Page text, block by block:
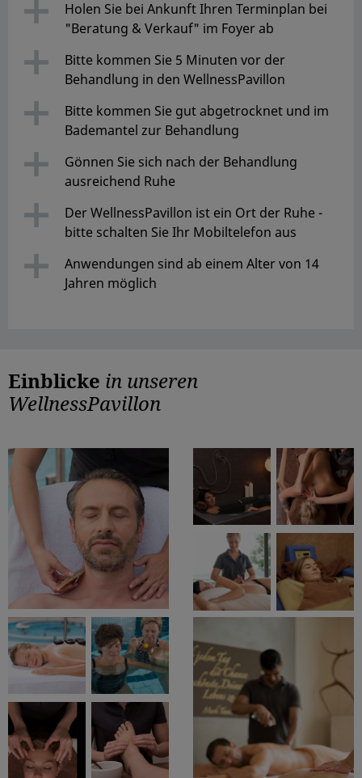
Holen Sie bei Ankunft Ihren Terminplan bei
"Beratung & Verkauf" im Foyer ab
Bitte kommen Sie 5 Minuten vor der
Behandlung in den WellnessPavillon
Bitte kommen Sie gut abgetrocknet und im
Bademantel zur Behandlung
Gönnen Sie sich nach der Behandlung
ausreichend Ruhe
Der WellnessPavillon ist ein Ort der Ruhe -
bitte schalten Sie Ihr Mobiltelefon aus
Anwendungen sind ab einem Alter von 14
Jahren möglich
Einblicke in unseren
WellnessPavillon